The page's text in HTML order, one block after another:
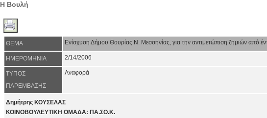
Η Βουλή
ΘΕΜΑ
Ενίσχυση Δήμου Θουρίας Ν. Μεσσηνίας, για την αντιμετώπιση ζημιών από
ΗΜΕΡΟΜΗΝΙΑ 2/14/2006
ΤΥΠΟΣ
ΠΑΡΕΜΒΑΣΗΣ
Αναφορά
Δημήτρης ΚΟΥΣΕΛΑΣ
ΚΟΙΝΟΒΟΥΛΕΥΤΙΚΗ ΟΜΑΔΑ: ΠΑ.ΣΟ.Κ.